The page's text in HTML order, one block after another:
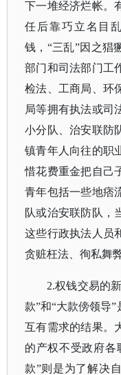
下一堆经济烂帐。
任后靠巧立名目
钱，“三乱”因之猖
部门和司法部门工
检法、工商局、环
局等拥有执法或司
小分队、治安联防
镇青年人向往的职
惜花费重金把自己
青年包括一些地痞
队或治安联防队，
这些行政执法人员
贪赃枉法、徇私舞
2.权钱交易的
款”和“大款傍领导
互有需求的结果。
的产权不受政府各
款”则是为了解决